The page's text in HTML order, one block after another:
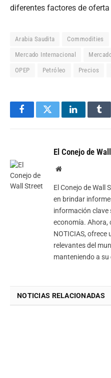
diferentes factores de
Arabia Saudita Commodities
Mercado Internacional
OPEP Petróleo Precios
FacebookTwitterLinkedIn
El Conejo de
Website
El Conejo de Wall
en brindar
información clave
economía. Ahora,
NOTICIAS,
relevantes del
manteniendo a
NOTICIAS RELACIONADAS